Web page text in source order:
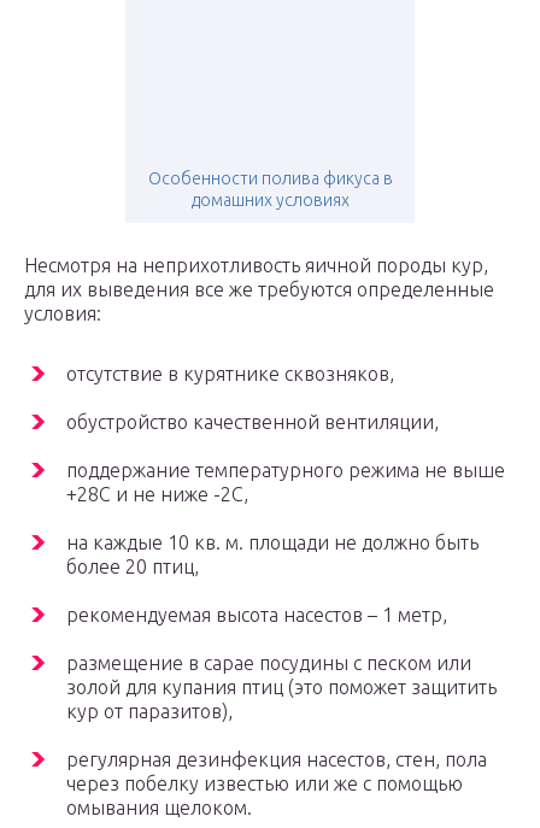
Особенности полива фикуса в
домашних условиях
Несмотря на неприхотливость яичной породы кур,
для их выведения все же требуются определенные
условия:
отсутствие в курятнике сквозняков,
обустройство качественной вентиляции,
поддержание температурного режима не выше
+28С и не ниже -2С,
на каждые 10 кв. м. площади не должно быть
более 20 птиц,
рекомендуемая высота насестов – 1 метр,
размещение в сарае посудины с песком или
золой для купания птиц (это поможет защитить
кур от паразитов),
регулярная дезинфекция насестов, стен, пола
через побелку известью или же с помощью
омывания щелоком.